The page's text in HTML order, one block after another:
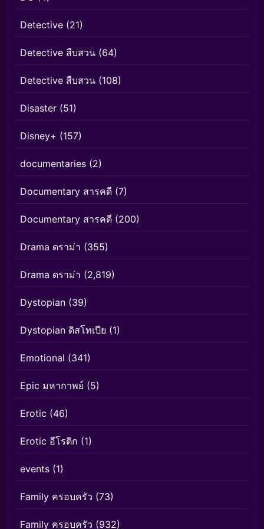
Detective (21)
Detective สืบสวน (64)
Detective สืบสวน (108)
Disaster (51)
Disney+ (157)
documentaries (2)
Documentary สารคดี (7)
Documentary สารคดี (200)
Drama ดราม่า (355)
Drama ดราม่า (2,819)
Dystopian (39)
Dystopian ดิสโทเปีย (1)
Emotional (341)
Epic มหากาพย์ (5)
Erotic (46)
Erotic อีโรติก (1)
events (1)
Family ครอบครัว (73)
Family ครอบครัว (932)